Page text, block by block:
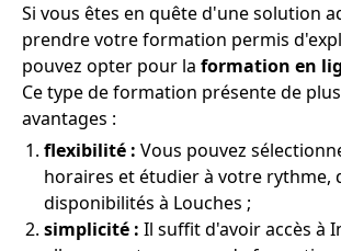
Si vous êtes en quête d'une solution
prendre votre formation permis
pouvez opter pour la formation en
Ce type de formation présente de
avantages :
flexibilité : Vous pouvez
horaires et étudier à votre rythme,
disponibilités à Louches ;
simplicité : Il suffit d'avoir accès à